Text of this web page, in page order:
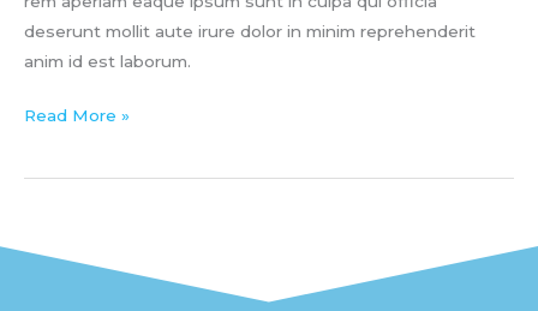
deserunt mollit aute irure dolor in minim reprehenderit
anim id est laborum.
Read More »